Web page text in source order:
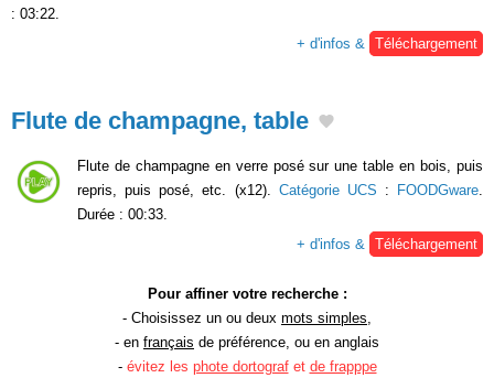
: 03:22.
+ d'infos & Téléchargement
Flute de champagne, table
Flute de champagne en verre posé sur une table en bois, puis
repris, puis posé, etc. (x12). Catégorie UCS : FOODGware
Durée : 00:33.
+ d'infos &
Téléchargement
Pour affiner votre recherche :
- Choisissez un ou deux mots simples
- en français de préférence, ou en anglais
- évitez les phote dortografet de frapppe